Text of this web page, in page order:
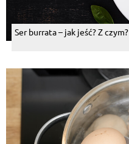
Ser burrata – jak jeść? Z czym?